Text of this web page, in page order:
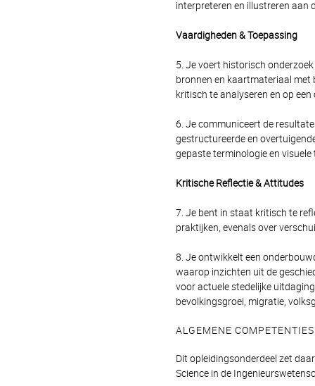
interpreteren en illustreren aan
Vaardigheden & Toepassing
5. Je voert historisch
bronnen en kaartmateriaal met
kritisch te analyseren en op
6. Je communiceert de
gestructureerde en
gepaste terminologie en visuele
Kritische Reflectie & Attitudes
7. Je bent in staat kritisch te
praktijken, evenals over
8. Je ontwikkelt een
waarop inzichten uit de
voor actuele stedelijke
bevolkingsgroei, migratie,
ALGEMENE COMPETENTIES
Dit opleidingsonderdeel zet
Science in de